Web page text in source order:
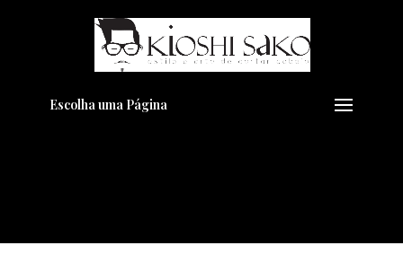
Escolha uma Página
Pensando em transformar seu
Visual??